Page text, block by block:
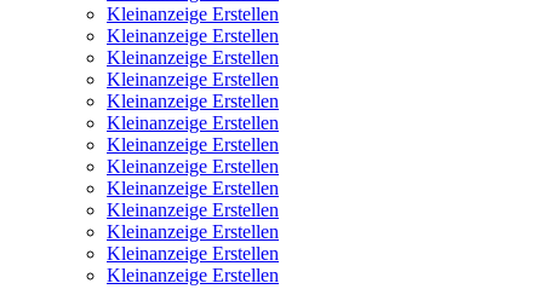
Kleinanzeige Erstellen
Kleinanzeige Erstellen
Kleinanzeige Erstellen
Kleinanzeige Erstellen
Kleinanzeige Erstellen
Kleinanzeige Erstellen
Kleinanzeige Erstellen
Kleinanzeige Erstellen
Kleinanzeige Erstellen
Kleinanzeige Erstellen
Kleinanzeige Erstellen
Kleinanzeige Erstellen
Kleinanzeige Erstellen